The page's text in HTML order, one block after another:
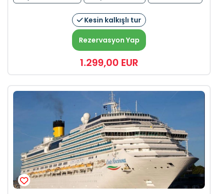
Kesin kalkışlı tur
Rezervasyon Yap
1.299,00 EUR